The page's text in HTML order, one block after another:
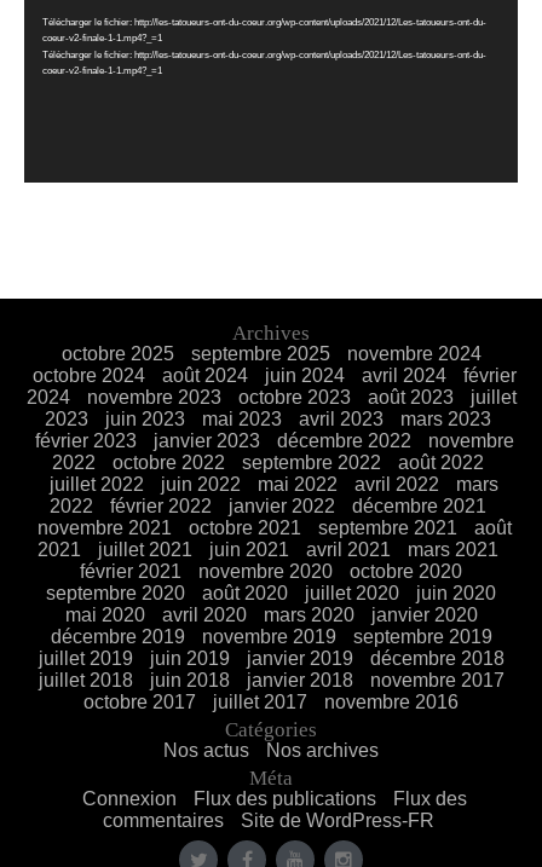
Télécharger le fichier: http://les-tatoueurs-ont-du-coeur.org/wp-content/uploads/2021/12/Les-tatoueurs-ont-du-
coeur-v2-finale-1-1.mp4?_=1
Télécharger le fichier: http://les-tatoueurs-ont-du-coeur.org/wp-content/uploads/2021/12/Les-tatoueurs-ont-du-
coeur-v2-finale-1-1.mp4?_=1
Archives
octobre 2025 septembre 2025
novembre 2024
octobre 2024
août 2024 juin 2024 avril 2024
février
2024
novembre 2023 octobre 2023 août 2023
juillet
2023
juin 2023 mai 2023 avril 2023
mars 2023
février 2023
janvier 2023 décembre 2022
novembre
2022
octobre 2022 septembre 2022
août 2022
juillet 2022
juin 2022 mai 2022 avril 2022
mars
2022
février 2022 janvier 2022
décembre 2021
novembre 2021
octobre 2021 septembre 2021
août
2021
juillet 2021 juin 2021 avril 2021
mars 2021
février 2021
novembre 2020
octobre 2020
septembre 2020
août 2020 juillet 2020
juin 2020
mai 2020
avril 2020 mars 2020
janvier 2020
décembre 2019
novembre 2019
septembre 2019
juillet 2019
juin 2019 janvier 2019
décembre 2018
juillet 2018
juin 2018 janvier 2018
novembre 2017
octobre 2017
juillet 2017 novembre 2016
Catégories
Nos actus Nos archives
Méta
Connexion Flux des publications
Flux des
commentaires
Site de WordPress-FR